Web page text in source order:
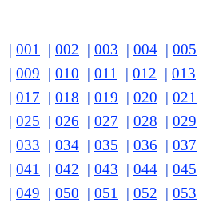
| 001 | 002 | 003 | 004 | 005
| 009 | 010 | 011 | 012 | 013
| 017 | 018 | 019 | 020 | 021
| 025 | 026 | 027 | 028 | 029
| 033 | 034 | 035 | 036 | 037
| 041 | 042 | 043 | 044 | 045
| 049 | 050 | 051 | 052 | 053